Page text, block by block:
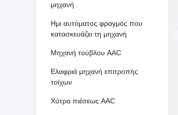
μηχανή
Ημι αυτόματος φραγμός που
κατασκευάζει τη μηχανή
Μηχανή τούβλου AAC
Ελαφριά μηχανή επιτροπής
τοίχων
Χύτρα πιέσεως AAC